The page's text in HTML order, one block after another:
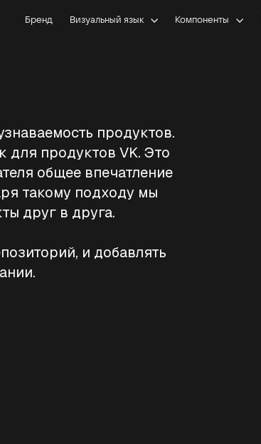
Бренд Визуальный язык Компоненты
продуктов.
продуктов VK. Это
общее впечатление
такому подходу мы
друг в друга.
и добавлять